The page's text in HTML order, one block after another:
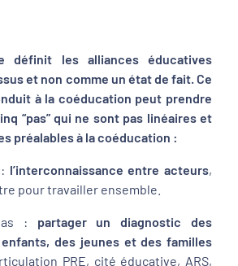
définit les alliances éducatives
et non comme un état de fait. Ce
à la coéducation peut prendre
“pas” qui ne sont pas linéaires et
préalables à la coéducation :
l’interconnaissance entre acteurs,
pour travailler ensemble.
: partager un diagnostic des
des jeunes et des familles
PRE, cité éducative, ARS,